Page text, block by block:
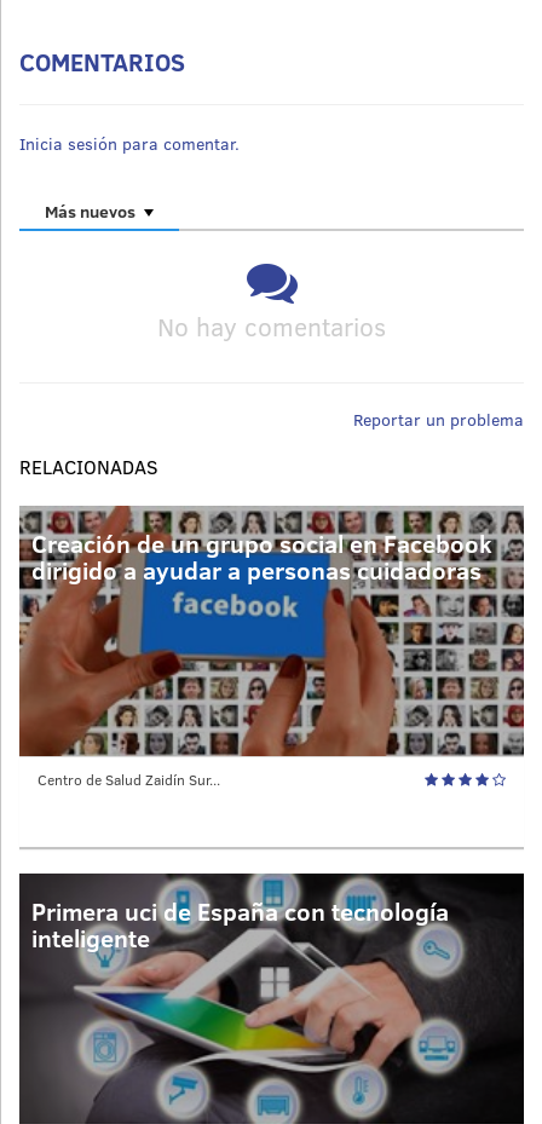
COMENTARIOS
Inicia sesión para comentar.
Más nuevos
No hay comentarios
Reportar un problema
RELACIONADAS
Creación de un grupo social en Facebook
dirigido a ayudar a personas cuidadoras
Centro de Salud Zaidín Sur...
Primera uci de España con tecnología
inteligente